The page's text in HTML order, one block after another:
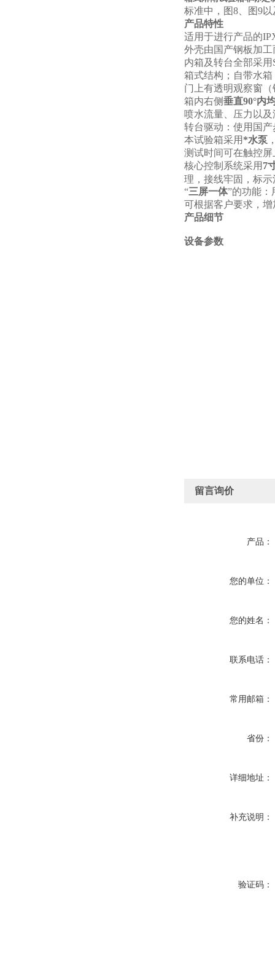
标准中，图8、图9
产品特性
适用于进行产品的
外壳由国产钢板加
内箱及转台全部采
箱式结构；自带水
门上有透明观察窗
箱内右侧垂直90°内
喷水流量、压力以
转台驱动：使用国
本试验箱采用 *水泵
测试时间可在触控屏
核心控制系统采用 7
理，接线牢固，标示
“三屏一体”的功能：
可根据客户要求，
产品细节
设备参数
留言询价
产品：
您的单位：
您的姓名：
联系电话：
常用邮箱：
省份：
详细地址：
补充说明：
验证码：